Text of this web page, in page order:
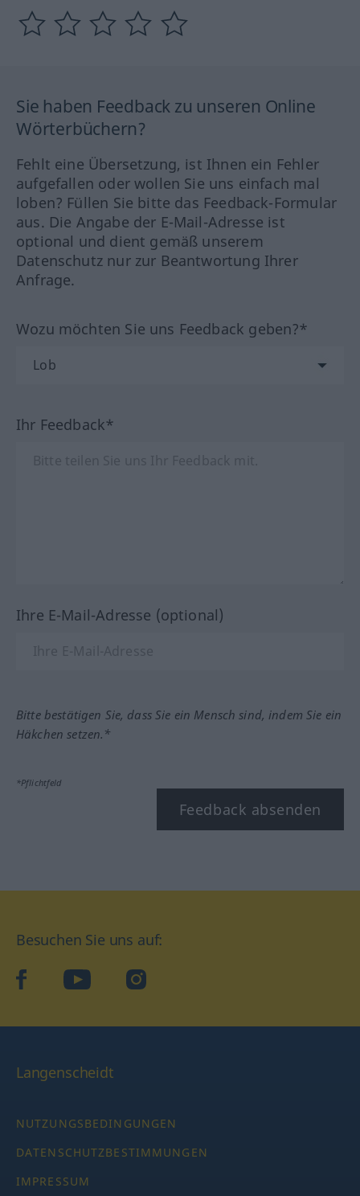
Sie haben Feedback zu unseren Online
Wörterbüchern?
Fehlt eine Übersetzung, ist Ihnen ein Fehler
aufgefallen oder wollen Sie uns einfach mal
loben? Füllen Sie bitte das Feedback-Formular
aus. Die Angabe der E-Mail-Adresse ist
optional und dient gemäß unserem
Datenschutz nur zur Beantwortung Ihrer
Anfrage.
Wozu möchten Sie uns Feedback geben?*
Ihr Feedback*
Ihre E-Mail-Adresse (optional)
Bitte bestätigen Sie, dass Sie ein Mensch sind, indem Sie ein
Häkchen setzen.*
*Pflichtfeld
Feedback absenden
Besuchen Sie uns auf:
facebookYouTube Instagram
Langenscheidt
NUTZUNGSBEDINGUNGEN
DATENSCHUTZBESTIMMUNGEN
IMPRESSUM